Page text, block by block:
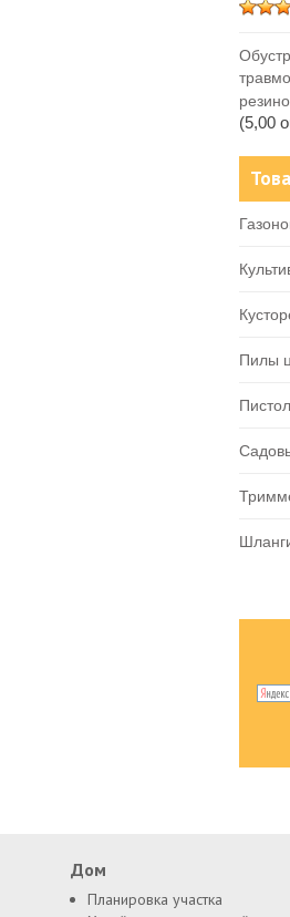
(5,00
Пилы
Дом
Планировка участка